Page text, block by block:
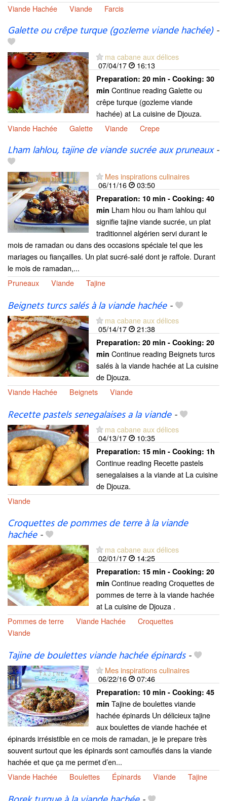
Viande Hachée
Viande Farcis
Galette ou crêpe turque (gozleme viande hachée)-
ma cabane aux délices
07/04/17
16:13
Preparation: 20 min - Cooking: 30
min Continue reading Galette ou
crêpe turque (gozleme viande
hachée) at La cuisine de Djouza.
Viande Hachée
Galette Viande Crepe
Lham lahlou, tajine de viande sucrée aux pruneaux-
Mes inspirations culinaires
06/11/16
03:50
Preparation: 10 min - Cooking: 40
min Lham hlou ou lham lahlou qui
signifie tajine viande sucrée, un plat
traditionnel algérien servi durant le
mois de ramadan ou dans des occasions spéciale tel que les
mariages ou fiançailles. Un plat sucré-salé dont je raffole. Durant
le mois de ramadan,...
Pruneaux
Viande Tajine
Beignets turcs salés à la viande hachée-
ma cabane aux délices
05/14/17
21:38
Preparation: 20 min - Cooking: 20
min Continue reading Beignets turcs
salés à la viande hachée at La cuisine
de Djouza.
Viande Hachée
Beignets Viande
Recette pastels senegalaises a la viande-
ma cabane aux délices
04/13/17
10:35
Preparation: 15 min - Cooking: 1h
Continue reading Recette pastels
senegalaises a la viande at La cuisine
de Djouza.
Viande
Croquettes de pommes de terre à la viande
hachée-
ma cabane aux délices
02/01/17
14:25
Preparation: 15 min - Cooking: 20
min Continue reading Croquettes de
pommes de terre à la viande hachée
at La cuisine de Djouza .
Pommes de terre
Viande Hachée
Croquettes
Viande
Tajine de boulettes viande hachée épinards-
Mes inspirations culinaires
06/22/16
07:46
Preparation: 10 min - Cooking: 45
min Tajine de boulettes viande
hachée épinards Un délicieux tajine
aux boulettes de viande hachée et
épinards irrésistible en ce mois de ramadan, je le prepare très
souvent surtout que les épinards sont camouflés dans la viande
hachée et que ça me permet d’en...
Viande Hachée
Boulettes Épinards Viande Tajine